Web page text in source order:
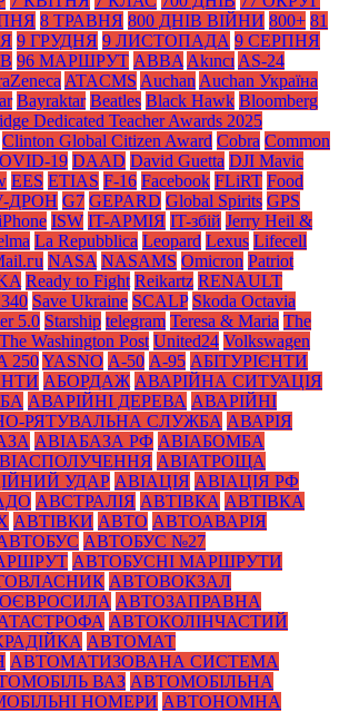
8 ТРАВНЯ 800 ДНІВ ВІЙНИ 800+ 81
9 ГРУДНЯ 9 ЛИСТОПАДА 9 СЕРПНЯ
96 МАРШРУТ ABBA Akıncı AS-24
ATACMS Auchan Auchan Україна
Bayraktar Beatles Black Нawk Bloomberg
Dedicated Teacher Awards 2025
Clinton Global Citizen Award Cobra Common
19 DAAD David Guetta DJI Mavic
EES ETIAS F-16 Facebook FLiRT Food
ДРОН G7 GEPARD Global Spirits GPS
ISW IT-АРМІЯ IT-збій Jerry Heil &
La Repubblica Leopard Lexus Lifecell
NASA NASAMS Omicron Patriot
Ready to Fight Reikartz RENAULT
Save Ukraine SCALP Skoda Octavia
5.0 Starship telegram Teresa & Maria The
The Washington Post United24 Volkswagen
250YASNO А-50 А-95 АБІТУРІЄНТИ
АБОРДАЖ АВАРІЙНА СИТУАЦІЯ
АВАРІЙНІ ДЕРЕВА АВАРІЙНІ
РЯТУВАЛЬНА СЛУЖБА АВАРІЯ
АВІАБАЗА РФ АВІАБОМБА
АВІАТРОЩА
УДАР АВІАЦІЯ АВІАЦІЯ РФ
АВСТРАЛІЯ АВТІВКА АВТІВКА
АВТІВКИ АВТО АВТОАВАРІЯ
АВТОБУС №27
АВТОБУСНІ МАРШРУТИ
АВТОВОКЗАЛ
АВТОЗАПРАВНА
АВТОКОЛІНЧАСТИЙ
АВТОМАТ
АВТОМАТИЗОВАНА СИСТЕМА
ВАЗ АВТОМОБІЛЬНА
НОМЕРИ АВТОНОМНА